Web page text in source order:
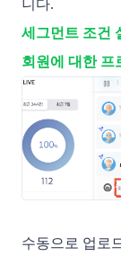
니다.
세그먼트 조건
회원에 대한 프
수동으로 업로